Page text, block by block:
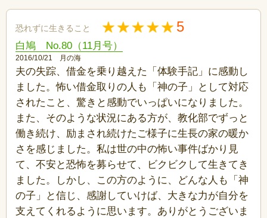
恐れずに生きること 5
白鳩 No.80（11月号）
2016/10/21 月の海
夫の失踪、借金を乗り越えた「体験手記」に感動し
ました。怖い借金取りの人も「神の子」として対応
されたこと、驚きと感動でいっぱいになりました。
また、そのような状況にある方が、教化部でずっと
働き続け、励まされ続けたご様子に生長の家の暖か
さを感じました。私は世の中の怖い事件ばかり見
て、不安と恐怖を募らせて、ビクビクして生きてき
ました。しかし、この方のように、どんな人も「神
の子」と信じ、感謝していけば、大きな力が自分を
支えてくれるように思います。ありがとうございま